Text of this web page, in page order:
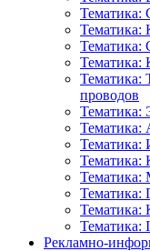
Тематика:
Тематика:
Тематика:
Тематика:
Тематика:
проводов
Тематика:
Тематика:
Тематика:
Тематика:
Тематика:
Тематика:
Тематика:
Тематика:
Рекламно-